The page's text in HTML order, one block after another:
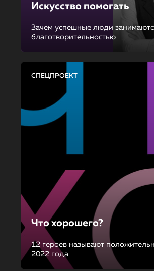
Искусство помогать
Зачем успешные люди
благотворительностью
СПЕЦПРОЕКТ
Что хорошего?
12 героев называют
2022 года